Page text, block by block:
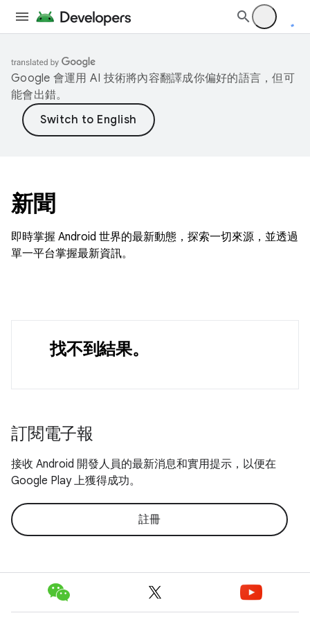
Google 會運用 AI 技術將內容翻譯成你偏好的語言，但可
能會出錯。
新聞
即時掌握 Android 世界的最新動態，探索一切來源，並透過
單一平台掌握最新資訊。
找不到結果。
訂閱電子報
接收 Android 開發人員的最新消息和實用提示，以便在
Google Play 上獲得成功。
註冊